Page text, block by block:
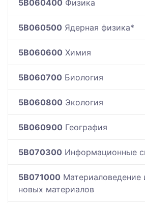
5B060400 Физика
5B060500 Ядерная физика*
5B060600 Химия
5B060700 Биология
5B060800 Экология
5B060900 География
5B070300 Информационные
5B071000 Материаловедение
новых материалов